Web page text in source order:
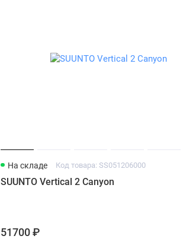
На складе Код товара: SS051206000
SUUNTO Vertical 2 Canyon
51700 ₽